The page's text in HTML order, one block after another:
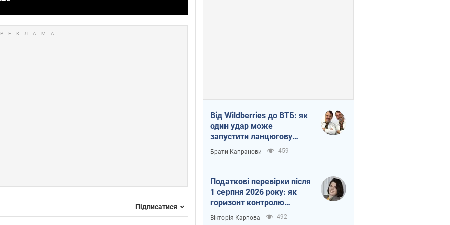
Підписатися
Від Wildberries до ВТБ: як
один удар може
запустити ланцюгову
реакцію в Росії
Брати Капранови 459
Податкові перевірки після
1 серпня 2026 року: як
горизонт контролю
скорочується з 6,5 до 3
Вікторія Карпова 492